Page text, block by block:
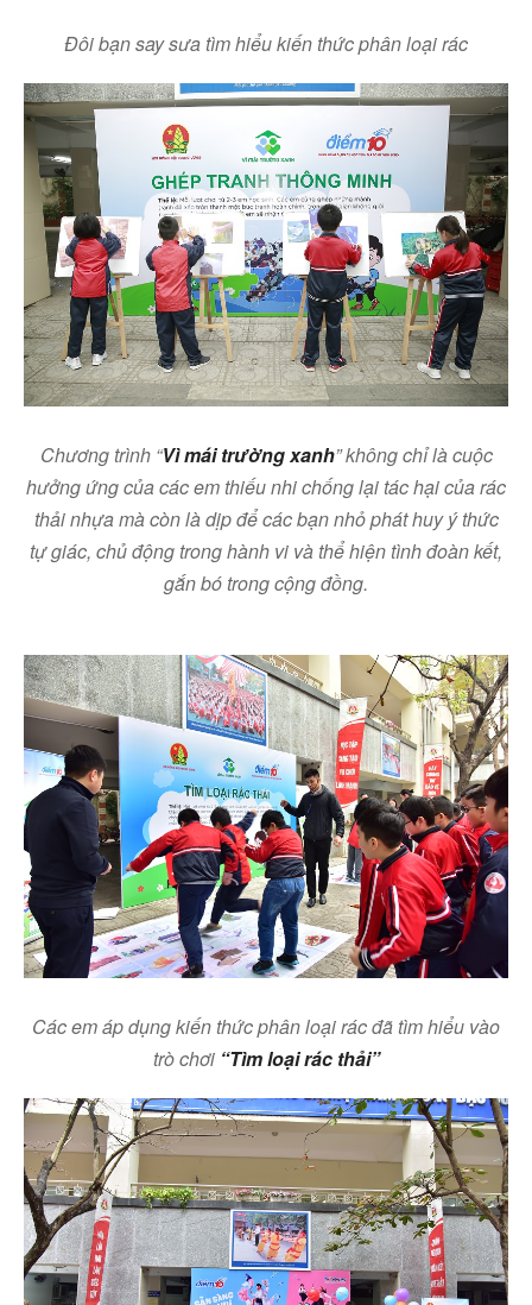
Đôi bạn say sưa tìm hiểu kiến thức phân loại rác
Chương trình “Vì mái trường xanh” không chỉ là cuộc
hưởng ứng của các em thiếu nhi chống lại tác hại của rác
thải nhựa mà còn là dịp để các bạn nhỏ phát huy ý thức
tự giác, chủ động trong hành vi và thể hiện tình đoàn kết,
gắn bó trong cộng đồng.
Các em áp dụng kiến thức phân loại rác đã tìm hiểu vào
trò chơi “Tìm loại rác thải”